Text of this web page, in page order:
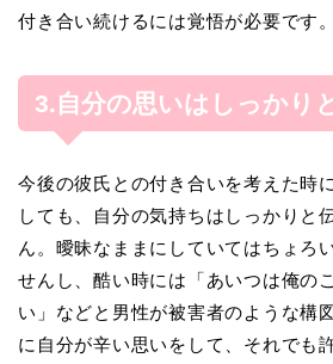
付き合い続けるには覚悟が必要です。
3.自分の思いはしっかり
今後の彼氏との付き合いを考えた時
しても、自分の気持ちはしっかりと
ん。曖昧なままにしていてはちょろ
せんし、酷い時には「あいつは俺の
い」などと男性が被害者のような構
に自分が辛い思いをして、それでも